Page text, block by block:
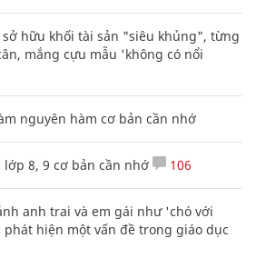
hữu khối tài sản "siêu khủng", từng
mắng cựu mẫu 'không có nổi
nguyên hàm cơ bản cần nhớ
lớp 8, 9 cơ bản cần nhớ 106
anh trai và em gái như 'chó với
hiện một vấn đề trong giáo dục